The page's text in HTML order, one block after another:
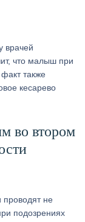
врачей
что малыш при
также
кесарево
во втором
не
подозрениях